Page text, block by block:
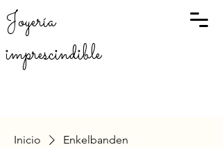
Joyería
imprescindible
Inicio Enkelbanden